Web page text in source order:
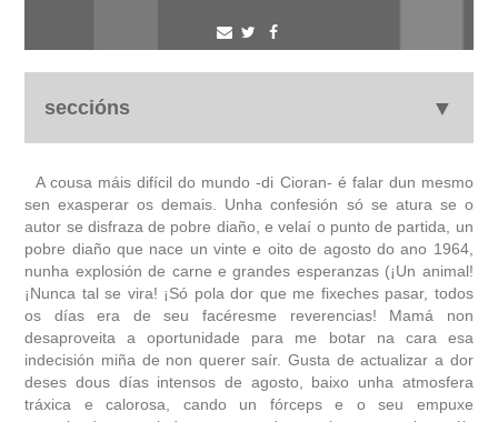
seccións
autobiografía
obra
fototeca
videoteca
materiais didácticos
A cousa máis difícil do mundo -di Cioran- é falar dun mesmo
sen exasperar os demais. Unha confesión só se atura se o
autor se disfraza de pobre diaño, e velaí o punto de partida, un
pobre diaño que nace un vinte e oito de agosto do ano 1964,
nunha explosión de carne e grandes esperanzas (¡Un animal!
¡Nunca tal se vira! ¡Só pola dor que me fixeches pasar, todos
os días era de seu facéresme reverencias! Mamá non
desaproveita a oportunidade para me botar na cara esa
indecisión miña de non querer saír. Gusta de actualizar a dor
deses dous días intensos de agosto, baixo unha atmosfera
tráxica e calorosa, cando un fórceps e o seu empuxe